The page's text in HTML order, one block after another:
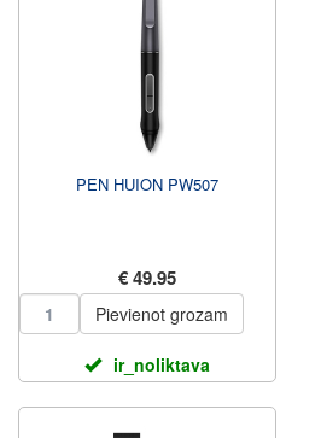
PEN HUION PW507
€ 49.95
Pievienot grozam
ir_noliktava